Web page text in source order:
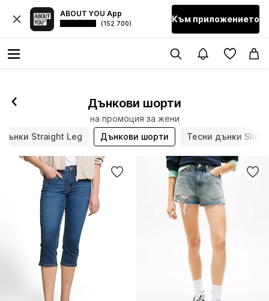
ABOUT YOU App
(152 700) Към приложението
Дънкови шорти
на промоция за жени
Дънки Straight Leg
Дънкови шорти Тесни дънки Slim